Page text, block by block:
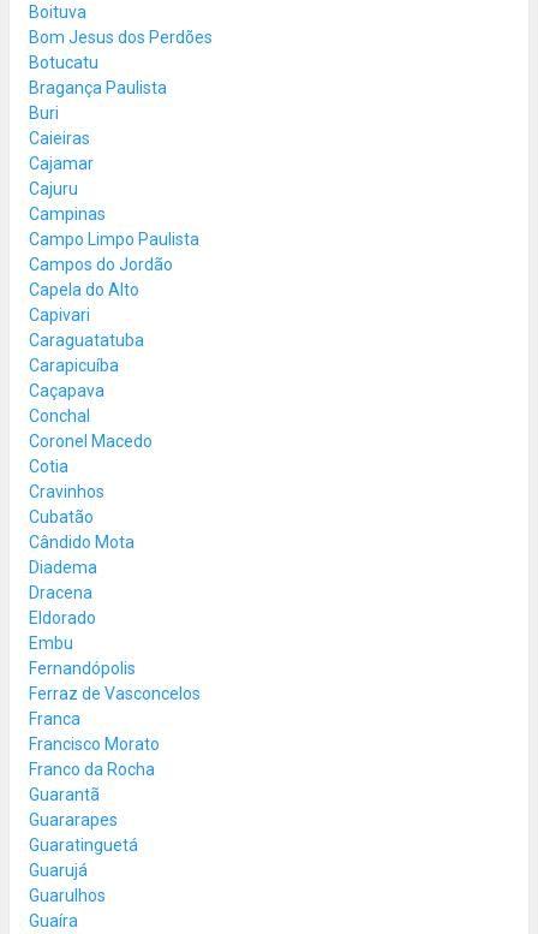
Boituva
Bom Jesus dos Perdões
Botucatu
Bragança Paulista
Buri
Caieiras
Cajamar
Cajuru
Campinas
Campo Limpo Paulista
Campos do Jordão
Capela do Alto
Capivari
Caraguatatuba
Carapicuíba
Caçapava
Conchal
Coronel Macedo
Cotia
Cravinhos
Cubatão
Cândido Mota
Diadema
Dracena
Eldorado
Embu
Fernandópolis
Ferraz de Vasconcelos
Franca
Francisco Morato
Franco da Rocha
Guarantã
Guararapes
Guaratinguetá
Guarujá
Guarulhos
Guaíra